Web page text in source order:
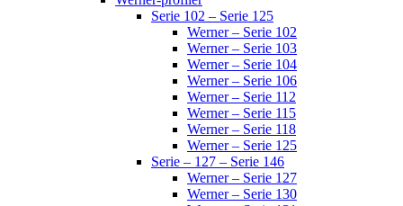
Serie 102 – Serie 125
Werner – Serie 102
Werner – Serie 103
Werner – Serie 104
Werner – Serie 106
Werner – Serie 112
Werner – Serie 115
Werner – Serie 118
Werner – Serie 125
Serie – 127 – Serie 146
Werner – Serie 127
Werner – Serie 130